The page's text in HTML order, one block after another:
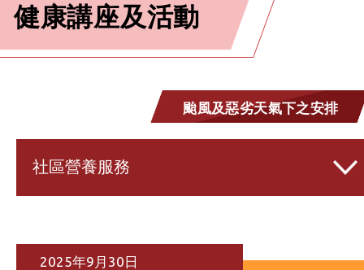
健康講座及活動
颱風及惡劣天氣下之安排
社區營養服務
2025年9月30日